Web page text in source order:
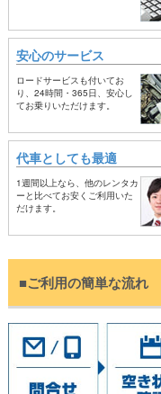
安心のサービス
ロードサービスも付いてお
り、24時間・365日、安心し
てお乗りいただけます。
代車としても最適
1週間以上なら、他のレンタカ
ーと比べてお安くご利用いた
だけます。
■ご利用の簡単な流れ